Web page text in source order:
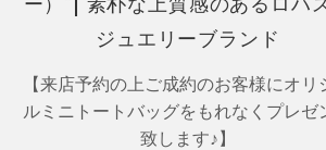
【来店予約の上ご成約のお客様にオリ
ルミニトートバッグをもれなくプレゼ
致します♪】